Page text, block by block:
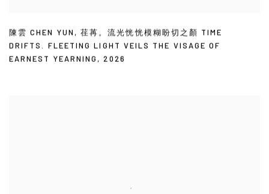
陳雲 CHEN YUN ,荏苒。流光恍恍模糊盼切之顏 TIME
DRIFTS. FLEETING LIGHT VEILS THE VISAGE OF
EARNEST YEARNING ,2026